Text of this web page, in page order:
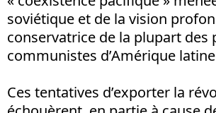
soviétique et de la vision
conservatrice de la plupart des
communistes d’Amérique
Ces tentatives d’exporter la